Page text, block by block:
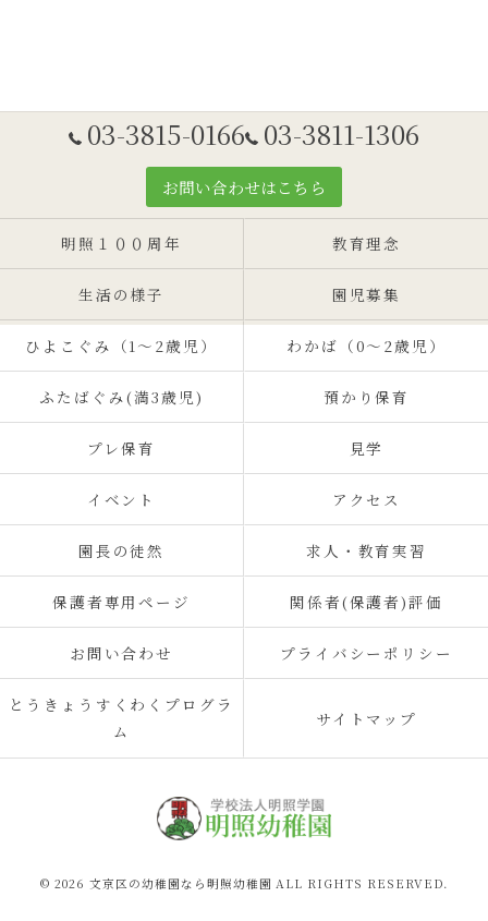
03-3815-0166 03-3811-1306
お問い合わせはこちら
明照１００周年 教育理念
生活の様子 園児募集
ひよこぐみ（1〜2歳児） わかば（0～2歳児）
ふたばぐみ(満3歳児) 預かり保育
プレ保育 見学
イベント アクセス
園長の徒然 求人・教育実習
保護者専用ページ 関係者(保護者)評価
お問い合わせ プライバシーポリシー
とうきょうすくわくプログラ
ム
サイトマップ
© 2026 文京区の幼稚園なら明照幼稚園 ALL RIGHTS RESERVED.